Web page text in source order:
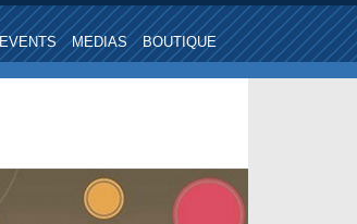
EVENTS MEDIAS BOUTIQUE